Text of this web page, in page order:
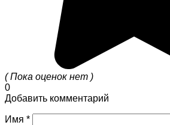
( Пока оценок нет )
0
Добавить комментарий
Имя *